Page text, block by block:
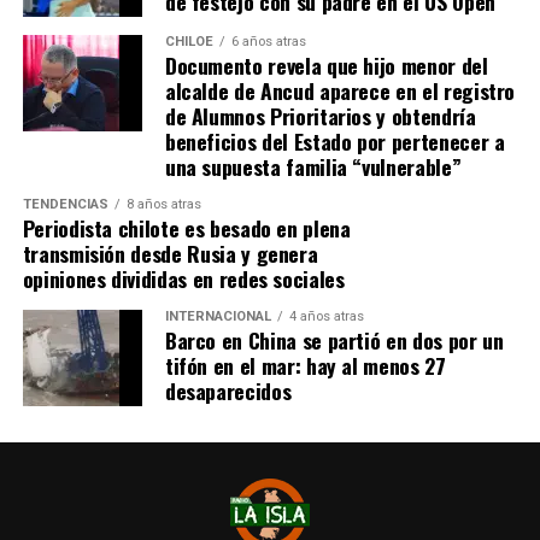
máxima en gol
Tras el tanto del delantero ‘cafetalero’, los jugadores
visitantes arremetieron contra sus rivales
argumentando que un jugador de River(Agustín
les gritó el festejo en la cara.
Tras los incidentes,Palavecino fue expulsado en
River. En Boca, en tanto, vieron la roja
Merentiel, Ezequiel Fernández y Nicolás Valentini
Fuente:Bio Bio
CHILOE 6 años atras
Documento revela que hijo menor del
alcalde de Ancud aparece en el registro
de Alumnos Prioritarios y obtendría
beneficios del Estado por pertenecer a
una supuesta familia “vulnerable”
TENDENCIAS 8 años atras
Periodista chilote es besado en plena
transmisión desde Rusia y genera
opiniones divididas en redes sociales
INTERNACIONAL 4 años atras
Barco en China se partió en dos por un
tifón en el mar: hay al menos 27
desaparecidos